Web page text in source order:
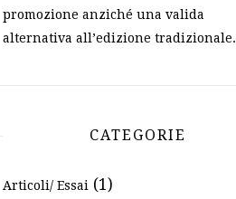
promozione anziché una valida
alternativa all’edizione tradizionale.
CATEGORIE
Articoli/ Essai (1)